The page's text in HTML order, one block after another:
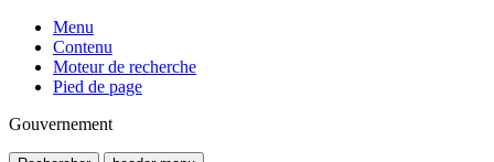
Menu
Contenu
Moteur de recherche
Pied de page
Gouvernement